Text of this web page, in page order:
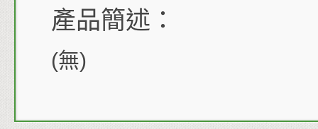
產品簡述：
(無)